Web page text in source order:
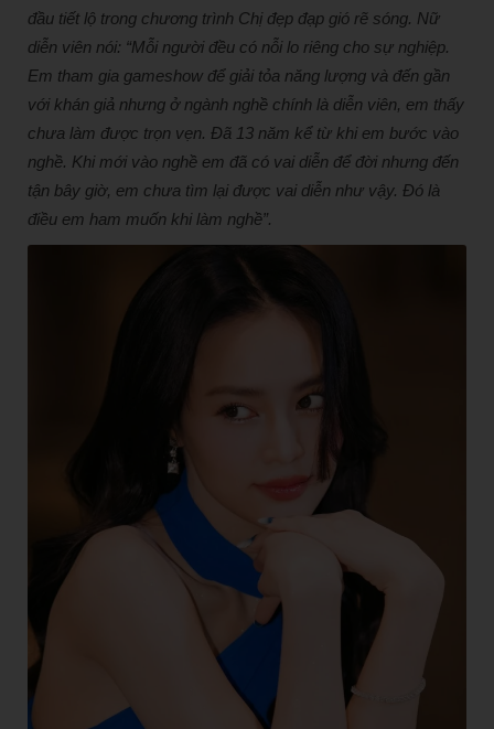
đầu tiết lộ trong chương trình Chị đẹp đạp gió rẽ sóng. Nữ
diễn viên nói: “Mỗi người đều có nỗi lo riêng cho sự nghiệp.
Em tham gia gameshow để giải tỏa năng lượng và đến gần
với khán giả nhưng ở ngành nghề chính là diễn viên, em thấy
chưa làm được trọn vẹn. Đã 13 năm kể từ khi em bước vào
nghề. Khi mới vào nghề em đã có vai diễn để đời nhưng đến
tận bây giờ, em chưa tìm lại được vai diễn như vậy. Đó là
điều em ham muốn khi làm nghề”.